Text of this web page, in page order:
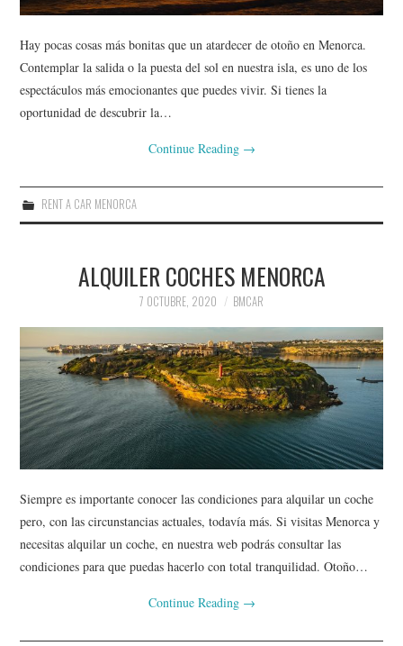
Hay pocas cosas más bonitas que un atardecer de otoño en Menorca.
Contemplar la salida o la puesta del sol en nuestra isla, es uno de los
espectáculos más emocionantes que puedes vivir. Si tienes la
oportunidad de descubrir la…
Continue Reading →
RENT A CAR MENORCA
ALQUILER COCHES MENORCA
7 OCTUBRE, 2020 BMCAR
Siempre es importante conocer las condiciones para alquilar un coche
pero, con las circunstancias actuales, todavía más. Si visitas Menorca y
necesitas alquilar un coche, en nuestra web podrás consultar las
condiciones para que puedas hacerlo con total tranquilidad. Otoño…
Continue Reading →